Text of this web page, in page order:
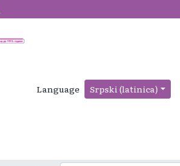
Language Srpski (latinica)